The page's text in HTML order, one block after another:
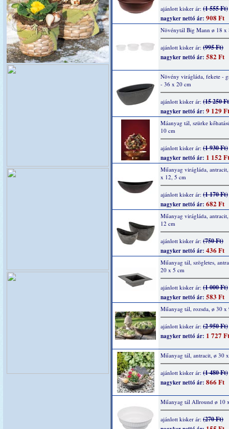
ajánlott kisker ár: (1 555 Ft)
nagyker nettó ár: 908 Ft
Növénytál Big Mann ø 18 x
ajánlott kisker ár: (995 Ft)
nagyker nettó ár: 582 Ft
Növény virágláda, fekete -
- 36 x 20 cm
ajánlott kisker ár: (15 250
nagyker nettó ár: 9 129 Ft
Máanyag tál, szürke
10 cm
ajánlott kisker ár: (1 930 Ft)
nagyker nettó ár: 1 152 Ft
Műanyag virágláda,
x 12, 5 cm
ajánlott kisker ár: (1 170 Ft)
nagyker nettó ár: 682 Ft
Műanyag virágláda,
12 cm
ajánlott kisker ár: (750 Ft)
nagyker nettó ár: 436 Ft
Műanyag tál, szögletes,
20 x 5 cm
ajánlott kisker ár: (1 000 Ft)
nagyker nettó ár: 583 Ft
Műanyag tál, rozsda, ø 30 x
ajánlott kisker ár: (2 950 Ft)
nagyker nettó ár: 1 727 Ft
Műanyag tál, antracit, ø 30
ajánlott kisker ár: (1 480 Ft)
nagyker nettó ár: 866 Ft
Műanyag tál Allround ø 10
ajánlott kisker ár: (270 Ft)